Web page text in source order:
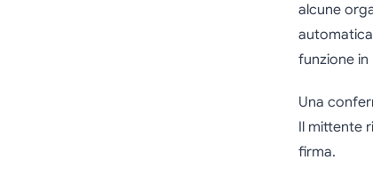
alcune
funzione
Una
Il mittente
firma.